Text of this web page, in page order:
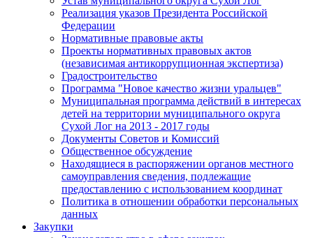
Реализация указов Президента Российской
Федерации
Нормативные правовые акты
Проекты нормативных правовых актов
(независимая антикоррупционная экспертиза)
Градостроительство
Программа "Новое качество жизни уральцев"
Муниципальная программа действий в интересах
детей на территории муниципального округа
Сухой Лог на 2013 - 2017 годы
Документы Советов и Комиссий
Общественное обсуждение
Находящиеся в распоряжении органов местного
самоуправления сведения, подлежащие
предоставлению с использованием координат
Политика в отношении обработки персональных
данных
Закупки